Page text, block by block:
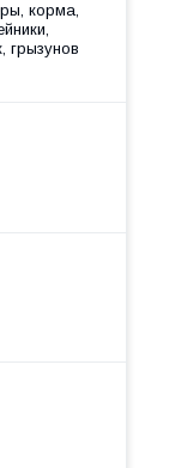
корма,
грызунов